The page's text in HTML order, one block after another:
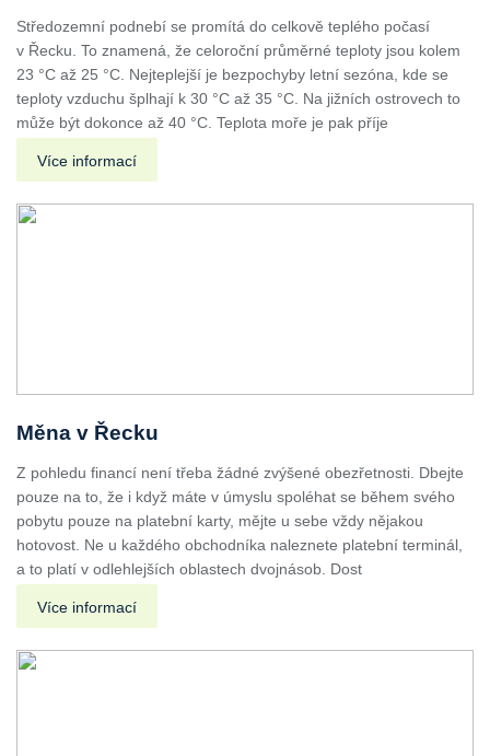
Středozemní podnebí se promítá do celkově teplého počasí
v Řecku. To znamená, že celoroční průměrné teploty jsou kolem
23 °C až 25 °C. Nejteplejší je bezpochyby letní sezóna, kde se
teploty vzduchu šplhají k 30 °C až 35 °C. Na jižních ostrovech to
může být dokonce až 40 °C. Teplota moře je pak příje
Více informací
Měna v Řecku
Z pohledu financí není třeba žádné zvýšené obezřetnosti. Dbejte
pouze na to, že i když máte v úmyslu spoléhat se během svého
pobytu pouze na platební karty, mějte u sebe vždy nějakou
hotovost. Ne u každého obchodníka naleznete platební terminál,
a to platí v odlehlejších oblastech dvojnásob. Dost
Více informací